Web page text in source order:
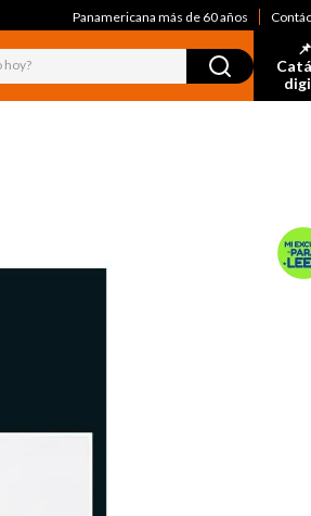
Panamericana más de 60 años
hoy?